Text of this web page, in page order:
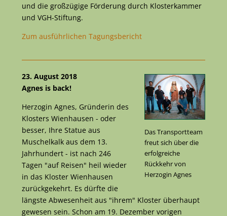
und die großzügige Förderung durch Klosterkammer
und VGH-Stiftung.
Zum ausführlichen Tagungsbericht
Das Transportteam
freut sich über die
erfolgreiche
Rückkehr von
Herzogin Agnes
23. August 2018
Agnes is back!
Herzogin Agnes, Gründerin des
Klosters Wienhausen - oder
besser, Ihre Statue aus
Muschelkalk aus dem 13.
Jahrhundert - ist nach 246
Tagen "auf Reisen" heil wieder
in das Kloster Wienhausen
zurückgekehrt. Es dürfte die
längste Abwesenheit aus "ihrem" Kloster überhaupt
gewesen sein. Schon am 19. Dezember vorigen